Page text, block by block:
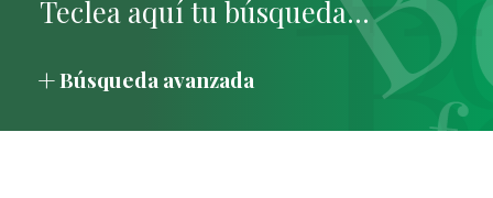
Búsqueda avanzada